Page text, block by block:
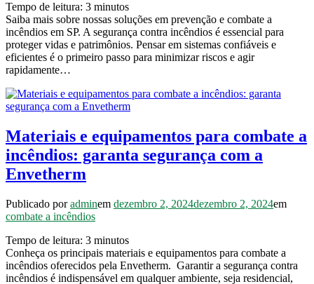
Tempo de leitura: 3 minutos
Saiba mais sobre nossas soluções em prevenção e combate a
incêndios em SP. A segurança contra incêndios é essencial para
proteger vidas e patrimônios. Pensar em sistemas confiáveis e
eficientes é o primeiro passo para minimizar riscos e agir
rapidamente…
Materiais e equipamentos para combate a
incêndios: garanta segurança com a
Envetherm
Publicado poradminem dezembro 2, 2024dezembro 2, 2024em
combate a incêndios
Tempo de leitura: 3 minutos
Conheça os principais materiais e equipamentos para combate a
incêndios oferecidos pela Envetherm. Garantir a segurança contra
incêndios é indispensável em qualquer ambiente, seja residencial,